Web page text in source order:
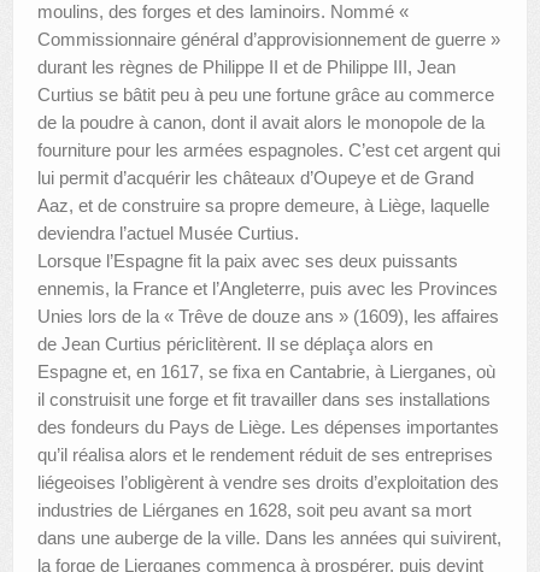
moulins, des forges et des laminoirs. Nommé «
Commissionnaire général d’approvisionnement de guerre »
durant les règnes de Philippe II et de Philippe III, Jean
Curtius se bâtit peu à peu une fortune grâce au commerce
de la poudre à canon, dont il avait alors le monopole de la
fourniture pour les armées espagnoles. C’est cet argent qui
lui permit d’acquérir les châteaux d’Oupeye et de Grand
Aaz, et de construire sa propre demeure, à Liège, laquelle
deviendra l’actuel Musée Curtius.
Lorsque l’Espagne fit la paix avec ses deux puissants
ennemis, la France et l’Angleterre, puis avec les Provinces
Unies lors de la « Trêve de douze ans » (1609), les affaires
de Jean Curtius périclitèrent. Il se déplaça alors en
Espagne et, en 1617, se fixa en Cantabrie, à Lierganes, où
il construisit une forge et fit travailler dans ses installations
des fondeurs du Pays de Liège. Les dépenses importantes
qu’il réalisa alors et le rendement réduit de ses entreprises
liégeoises l’obligèrent à vendre ses droits d’exploitation des
industries de Liérganes en 1628, soit peu avant sa mort
dans une auberge de la ville. Dans les années qui suivirent,
la forge de Lierganes commença à prospérer, puis devint